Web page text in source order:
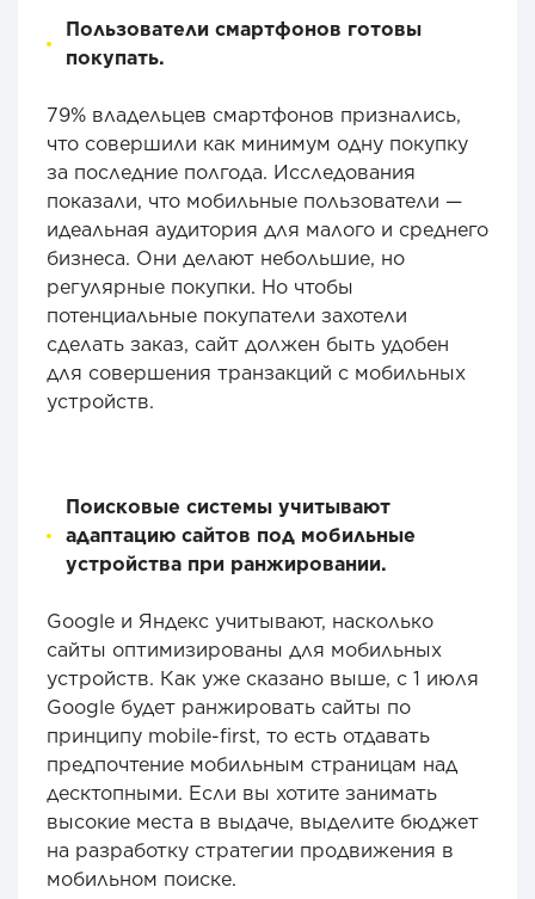
Пользователи смартфонов готовы
покупать.
79% владельцев смартфонов признались,
что совершили как минимум одну покупку
за последние полгода. Исследования
показали, что мобильные пользователи —
идеальная аудитория для малого и среднего
бизнеса. Они делают небольшие, но
регулярные покупки. Но чтобы
потенциальные покупатели захотели
сделать заказ, сайт должен быть удобен
для совершения транзакций с мобильных
устройств.
Поисковые системы учитывают
адаптацию сайтов под мобильные
устройства при ранжировании.
Google и Яндекс учитывают, насколько
сайты оптимизированы для мобильных
устройств. Как уже сказано выше, с 1 июля
Google будет ранжировать сайты по
принципу mobile-first, то есть отдавать
предпочтение мобильным страницам над
десктопными. Если вы хотите занимать
высокие места в выдаче, выделите бюджет
на разработку стратегии продвижения в
мобильном поиске.